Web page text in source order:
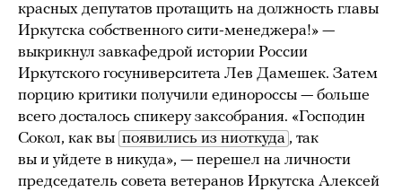
красных депутатов протащить на должность главы
Иркутска собственного сити-менеджера!» —
выкрикнул завкафедрой истории России
Иркутского госуниверситета Лев Дамешек. Затем
порцию критики получили единороссы — больше
всего досталось спикеру заксобрания. «Господин
Сокол, как вы появились из ниоткуда , так
вы и уйдете в никуда», — перешел на личности
председатель совета ветеранов Иркутска Алексей